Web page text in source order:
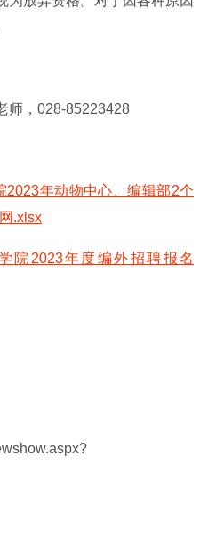
师，028-85223428
2023年动物中心、编辑部2个
.xlsx
院2023年度编外招聘报名